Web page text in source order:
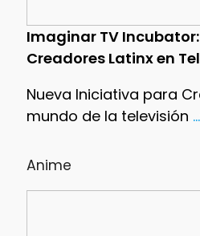
Imaginar TV
Creadores Latinx en
Nueva Iniciativa para
mundo de la televisión
Anime